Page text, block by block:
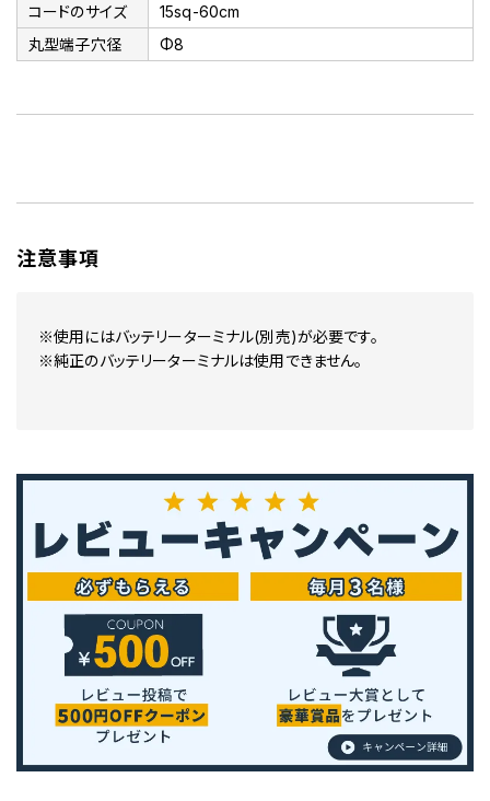
コードのサイズ
15sq-60cm
丸型端子穴径
Φ8
注意事項
※使用にはバッテリーターミナル(別売)が必要です。
※純正のバッテリーターミナルは使用できません。